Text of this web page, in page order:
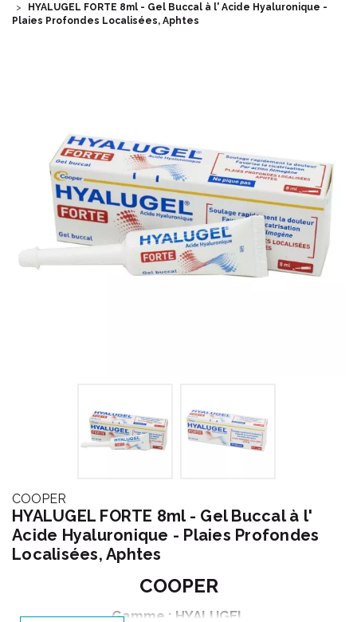
HYALUGEL FORTE 8ml - Gel Buccal à l' Acide Hyaluronique -
Plaies Profondes Localisées, Aphtes
COOPER
HYALUGEL FORTE 8ml - Gel Buccal à l'
Acide Hyaluronique - Plaies Profondes
Localisées, Aphtes
COOPER
Gamme : HYALUGEL